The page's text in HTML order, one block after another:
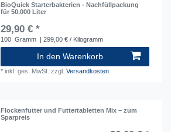
BioQuick Starterbakterien - Nachfüllpackung
für 50.000 Liter
29,90 € *
100 Gramm | 299,00 € / Kilogramm
In den Warenkorb
*inkl. ges. MwSt. zzgl.Versandkosten
Flockenfutter und Futtertabletten Mix – zum
Sparpreis